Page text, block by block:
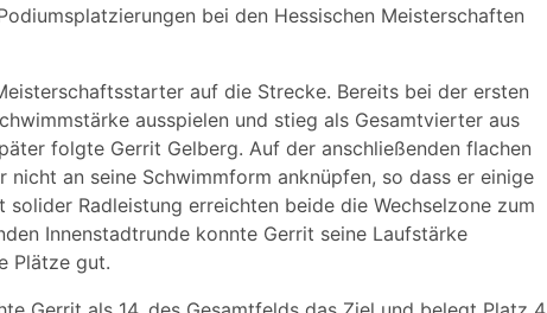
bei den Hessischen Meisterschaften
auf die Strecke. Bereits bei der ersten
ausspielen und stieg als Gesamtvierter aus
folgte Gerrit Gelberg. Auf der anschließenden flachen
nicht an seine Schwimmform anknüpfen, so dass er einige
solider Radleistung erreichten beide die Wechselzone zum
Innenstadtrunde konnte Gerrit seine Laufstärke
Plätze gut.